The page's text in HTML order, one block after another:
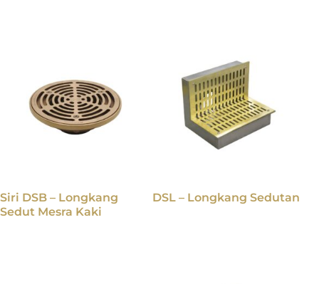
Siri DSB – Longkang
Sedut Mesra Kaki
DSL – Longkang Sedutan